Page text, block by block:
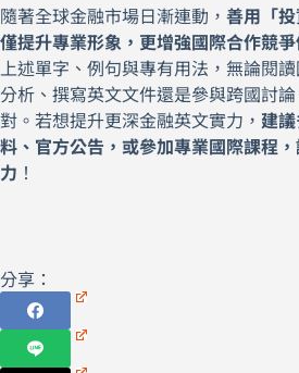
隨著全球金融市場日漸連動， 善用「
僅提升專業形象，更增強國際合作競
上述單字、例句與專有用法，無論閱
分析、撰寫英文文件還是參與跨國討
對。若想提升更深金融英文實力， 建
料、官方公告，或參加專業國際課程
力 ！
分享：